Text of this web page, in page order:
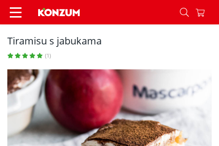
Tiramisu s jabukama - Recepti - Konzum
Tiramisu s jabukama
(1)